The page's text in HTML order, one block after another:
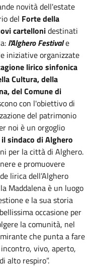
novità dell'estate
del Forte della
cartellonidestinati
l'Alghero Festivale
iniziative organizzate
lirico sinfonica
Cultura, della
del Comune di
con l'obiettivo di
del patrimonio
noi è un orgoglio
sindaco di Alghero
per la città di Alghero.
e promuovere
lirica dell’Alghero
Maddalena è un luogo
e la sua storia
occasione per
la comunità, nel
che punta a fare
vivo, aperto,
alto respiro”.